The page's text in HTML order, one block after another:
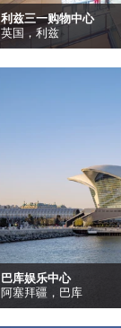
利兹三一购物中心
英国，利兹
巴库娱乐中心
阿塞拜疆，巴库